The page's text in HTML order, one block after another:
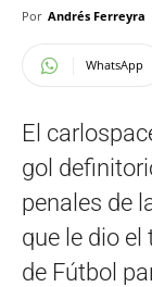
Por Andrés Ferreyra
WhatsApp
El
gol
penales de
que le dio
de Fútbol